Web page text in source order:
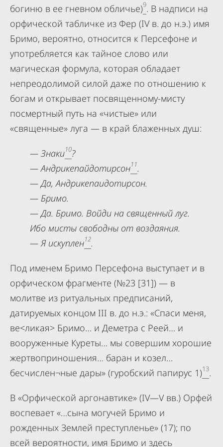
богиню в ее гневном обличье)9. В надписи на
орфической табличке из Фер (IV в. до н.э.) имя
Бримо, вероятно, относится к Персефоне и
употребляется как тайное слово или
магическая формула, которая обладает
непреодолимой силой даже по отношению к
богам и открывает посвященному-мисту
посмертный путь на «чистые» или
«священные» луга — в край блаженных душ:
— Знаки10?
— Андрикепайдотирсон11.
— Да, Андрикепаидотирсон.
— Бримо.
— Да. Бримо. Войди на священный луг.
Ибо мисты свободны от воздаяния.
— Я искуплен12.
Под именем Бримо Персефона выступает и в
орфическом фрагменте (№23 [31]) — в
молитве из ритуальных предписаний,
датируемых концом III в. до н.э.: «Спаси меня,
ве<ликая> Бримо… и Деметра с Реей… и
вооруженные Куреты… мы совершим хорошие
жертвоприношения… баран и козел…
бесчислен¬ные дары» (гуробский папирус 1)13.
В «Орфической аргонавтике» (IV—V вв.) Орфей
воспевает «…сына могучей Бримо и
рожденных Землей преступленье» (17); по
всей вероятности, имя Бримо и здесь